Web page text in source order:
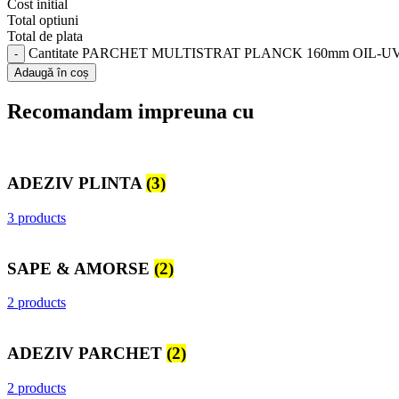
Cost initial
Total optiuni
Total de plata
Cantitate PARCHET MULTISTRAT PLANCK 160mm OIL-
Adaugă în coș
Recomandam impreuna cu
ADEZIV PLINTA(3)
3 products
SAPE & AMORSE (2)
2 products
ADEZIV PARCHET (2)
2 products